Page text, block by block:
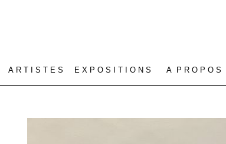
E X P O S I T I O N S
A R T I S T E S A P R O P O S